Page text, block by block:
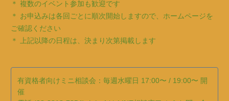
＊ 複数のイベント参加も歓迎です
＊ お申込みは各回ごとに順次開始しますので、ホームページを
ご確認ください
＊ 上記以降の日程は、決まり次第掲載します
有資格者向けミニ相談会：毎週水曜日 17:00〜 / 19:00〜 開
催